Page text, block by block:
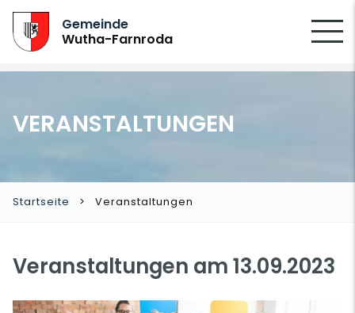
Gemeinde
Wutha-Farnroda
VERANSTALTUNGEN
Startseite Veranstaltungen
Veranstaltungen am 13.09.2023